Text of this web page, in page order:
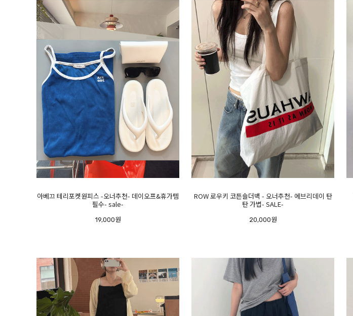
아베끄 테리포켓원피스 -오너추천- 데이오프&휴가템
필수- sale-
19,000원
ROW 로우키 코튼숄더백 - 오너추천- 에브리데이 탄
탄 가볍- SALE-
20,000원